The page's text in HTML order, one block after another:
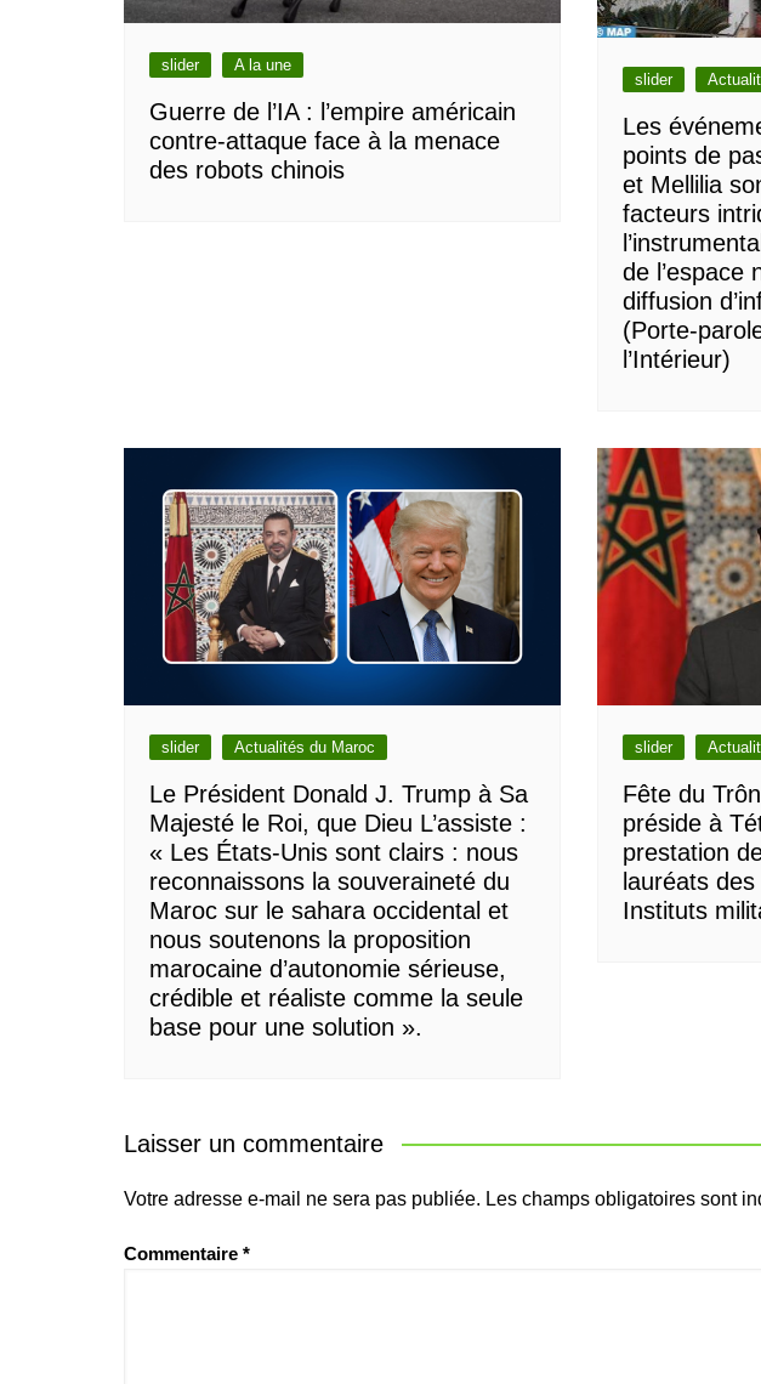
slider A la une
Guerre de l’IA : l’empire américain
contre-attaque face à la menace
des robots chinois
slider
Les
points de
et Mellilia
facteurs
de l’espace
diffusion
(Porte-
l’Intérieur)
slider Actualités du Maroc
Le Président Donald J. Trump à Sa
Majesté le Roi, que Dieu L’assiste :
« Les États-Unis sont clairs : nous
reconnaissons la souveraineté du
Maroc sur le sahara occidental et
nous soutenons la proposition
marocaine d’autonomie sérieuse,
crédible et réaliste comme la seule
base pour une solution ».
slider
Fête du
préside à
prestation
lauréats
Instituts
Laisser un commentaire
Votre adresse e-mail ne sera pas publiée. Les champs obligatoires sont
Commentaire *